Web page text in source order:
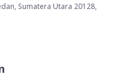
Sumatera Utara 20128,